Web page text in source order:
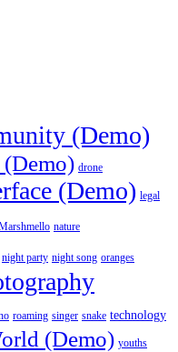
(Demo)
drone
(Demo) legal
nature
night party night song oranges
roaming singer snake technology
(Demo) youths